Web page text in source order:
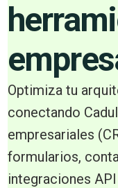
Optimiza tu
conectando
empresariales
formularios,
integraciones